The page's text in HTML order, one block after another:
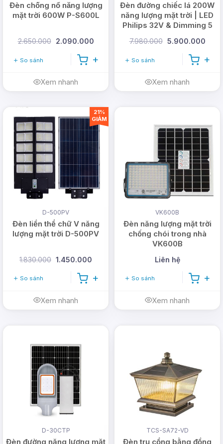
Đèn chống nổ năng lượng
mặt trời 600W P-S600L
2.650.000 2.090.000
So sánh
Xem nhanh
Đèn đường chiếc lá 200W
năng lượng mặt trời | LED
Philips 32V & Dimming 5
7.980.000 5.900.000
So sánh
Xem nhanh
D-500PV
Đèn liền thể chữ V năng
lượng mặt trời D-500PV
1.830.000 1.450.000
So sánh
Xem nhanh
21%
GIẢM
VK600B
Đèn năng lượng mặt trời
chống chói trong nhà
VK600B
Liên hệ
So sánh
Xem nhanh
D-30CTP
Đèn đường năng lượng mặt
TCS-SA72-VD
Đèn trụ cổng bằng đồng